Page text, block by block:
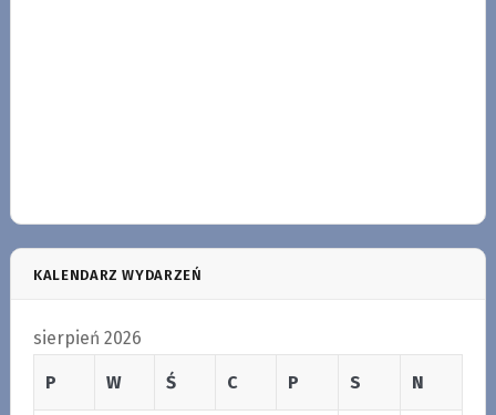
KALENDARZ WYDARZEŃ
sierpień 2026
P W Ś C P S N